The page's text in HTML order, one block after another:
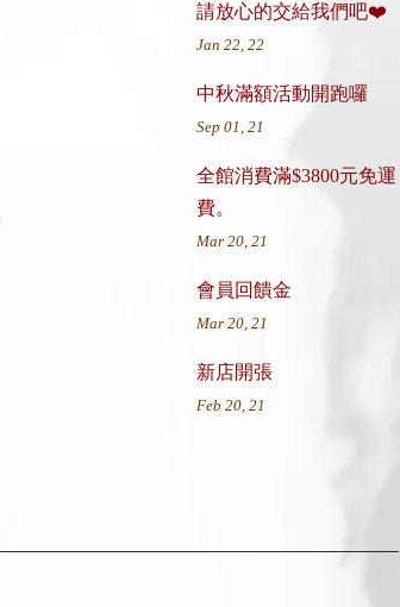
請放心的交給我們吧❤️
Jan 22, 22
中秋滿額活動開跑囉
Sep 01, 21
全館消費滿$3800元免運
費。
Mar 20, 21
會員回饋金
Mar 20, 21
新店開張
Feb 20, 21